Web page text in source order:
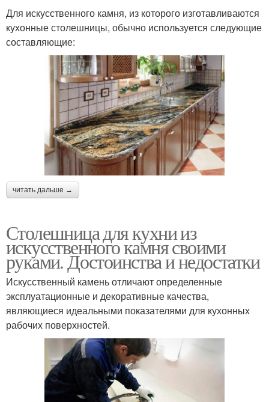
Для искусственного камня, из которого изготавливаются
кухонные столешницы, обычно используется следующие
составляющие:
читать дальше →
Столешница для кухни из
искусственного камня своими
руками. Достоинства и недостатки
Искусственный камень отличают определенные
эксплуатационные и декоративные качества,
являющиеся идеальными показателями для кухонных
рабочих поверхностей.